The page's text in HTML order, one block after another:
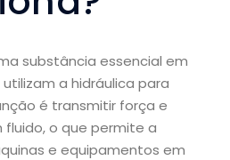
substância essencial em
a hidráulica para
é transmitir força e
o que permite a
e equipamentos em